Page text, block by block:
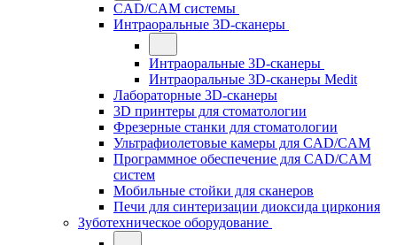
CAD/CAM системы
Интраоральные 3D-сканеры
Интраоральные 3D-сканеры
Интраоральные 3D-сканеры Medit
Лабораторные 3D-сканеры
3D принтеры для стоматологии
Фрезерные станки для стоматологии
Ультрафиолетовые камеры для CAD/CAM
Программное обеспечение для CAD/CAM
систем
Мобильные стойки для сканеров
Печи для синтеризации диоксида циркония
Зуботехническое оборудование